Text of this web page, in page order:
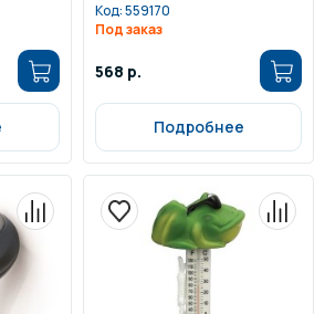
Код:559170
Под заказ
568 р.
Подробнее